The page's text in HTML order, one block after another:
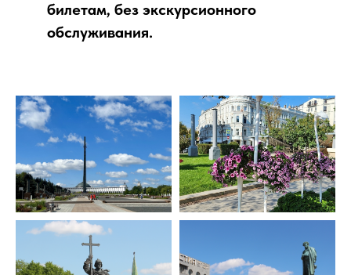
билетам, без экскурсионного
обслуживания.